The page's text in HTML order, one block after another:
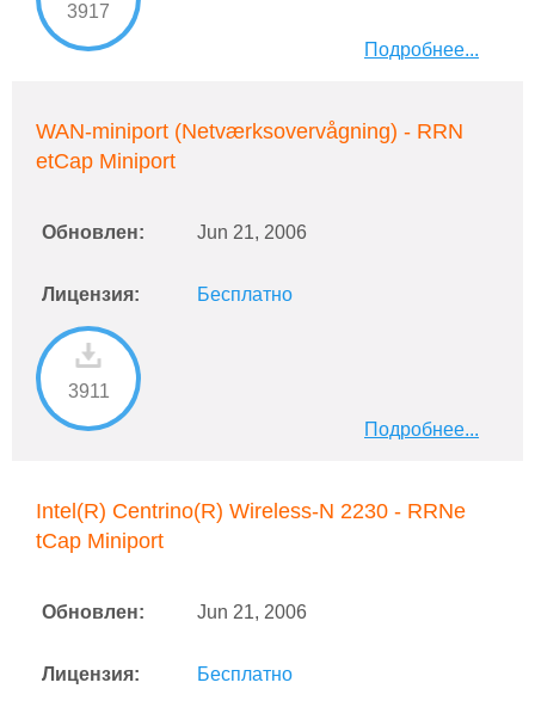
3917
Подробнее...
WAN-miniport (Netværksovervågning) - RRN
etCap Miniport
Обновлен: Jun 21, 2006
Лицензия: Бесплатно
3911
Подробнее...
Intel(R) Centrino(R) Wireless-N 2230 - RRNe
tCap Miniport
Обновлен: Jun 21, 2006
Лицензия: Бесплатно